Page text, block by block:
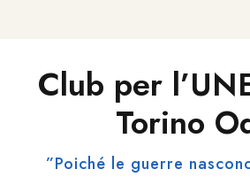
Club per
Torino
”Poiché le guerre